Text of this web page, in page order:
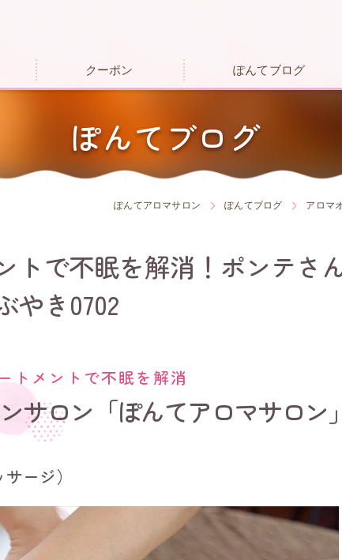
クーポン ぽんてブログ
ぽんてブログ
ぽんてアロマサロン ぽんてブログ アロマ
トで不眠を解消！ポンテさ
やき0702
サロン「ぽんてアロマサロン」
トメントで不眠を解消
ージ）